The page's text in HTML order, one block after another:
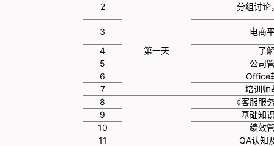
第一天
2 分组讨论
3
电商
4
了
5
公司
6
Office
7
培训师
8
《客服服
9
基础知
10
绩效
11
QA认知